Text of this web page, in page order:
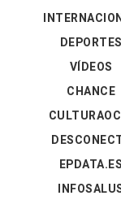
DEPORTES
VÍDEOS
CHANCE
EPDATA.ES